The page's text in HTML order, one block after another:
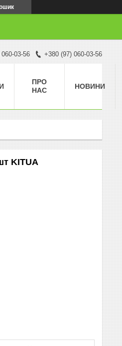
03-56 +380 (97) 060-03-56
ПРО
НАС
НОВИНИ
KITUA